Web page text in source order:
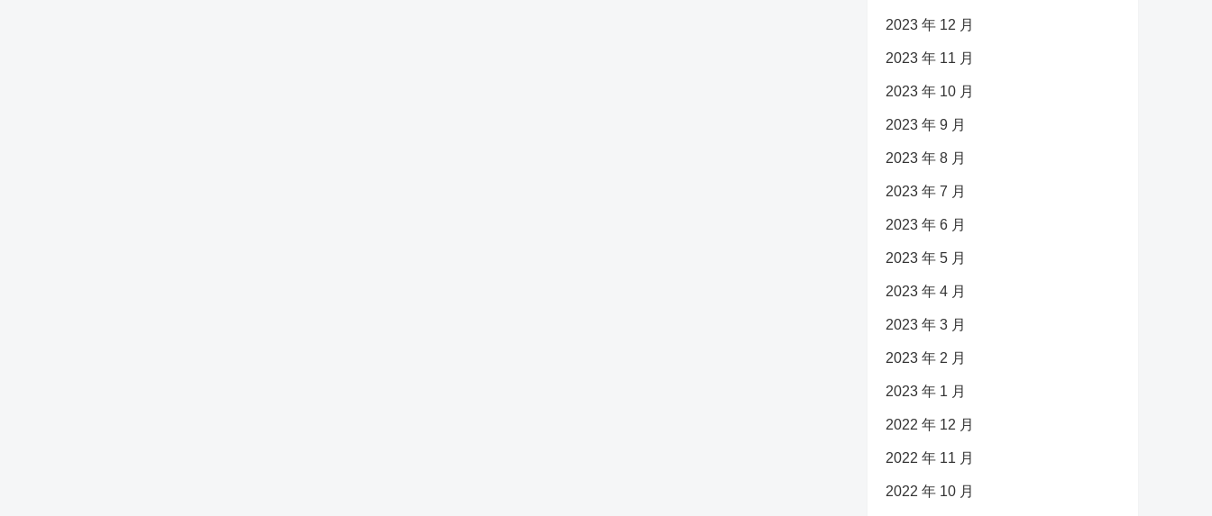
2023 年 12 月
2023 年 11 月
2023 年 10 月
2023 年 9 月
2023 年 8 月
2023 年 7 月
2023 年 6 月
2023 年 5 月
2023 年 4 月
2023 年 3 月
2023 年 2 月
2023 年 1 月
2022 年 12 月
2022 年 11 月
2022 年 10 月